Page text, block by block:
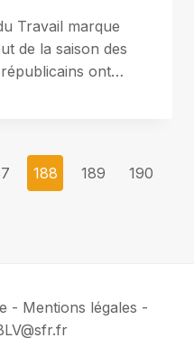
Travail marque
de la saison des
ont…
188 189
190
- Mentions légales -